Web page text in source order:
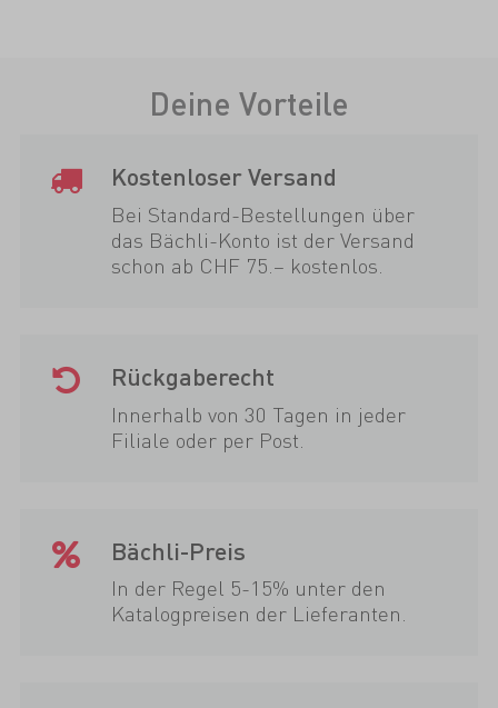
Deine Vorteile
Kostenloser Versand
Bei Standard-Bestellungen über
das Bächli-Konto ist der Versand
schon ab CHF 75.– kostenlos.
Rückgaberecht
Innerhalb von 30 Tagen in jeder
Filiale oder per Post.
Bächli-Preis
In der Regel 5-15% unter den
Katalogpreisen der Lieferanten.